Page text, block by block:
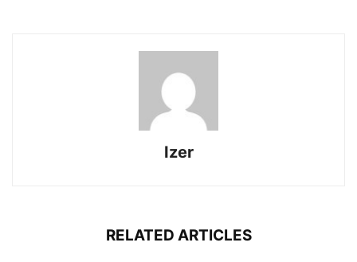
Izer
RELATED ARTICLES